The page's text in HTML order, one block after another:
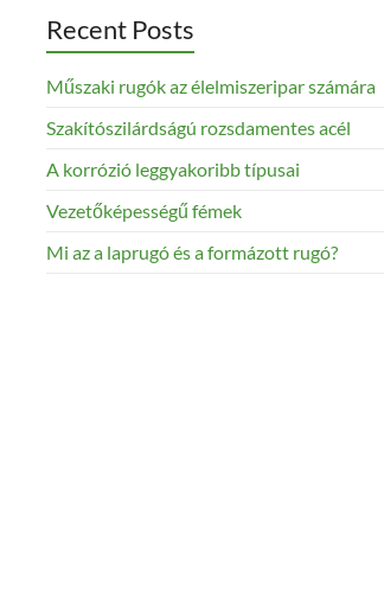
Recent Posts
Műszaki rugók az élelmiszeripar számára
Szakítószilárdságú rozsdamentes acél
A korrózió leggyakoribb típusai
Vezetőképességű fémek
Mi az a laprugó és a formázott rugó?